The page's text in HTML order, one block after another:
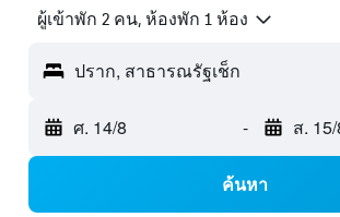
ผู้เข้าพัก 2 คน, ห้องพัก 1 ห้อง
ปราก, สาธารณรัฐเช็ก
ศ. 14/8 - ส.
ค้นหา